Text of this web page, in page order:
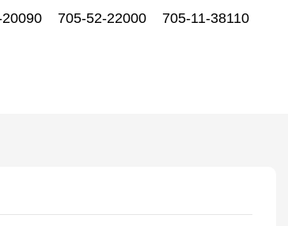
705-52-22000 705-11-38110